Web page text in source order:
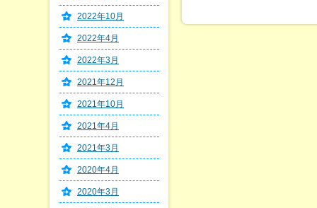
2022年10月
2022年4月
2022年3月
2021年12月
2021年10月
2021年4月
2021年3月
2020年4月
2020年3月